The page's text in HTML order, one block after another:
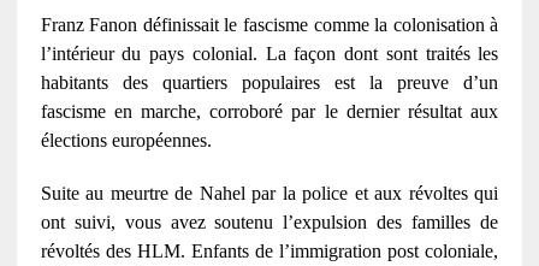
Franz Fanon définissait le fascisme comme la colonisation à
l’intérieur du pays colonial. La façon dont sont traités les
habitants des quartiers populaires est la preuve d’un
fascisme en marche, corroboré par le dernier résultat aux
élections européennes.
Suite au meurtre de Nahel par la police et aux révoltes qui
ont suivi, vous avez soutenu l’expulsion des familles de
révoltés des HLM. Enfants de l’immigration post coloniale,